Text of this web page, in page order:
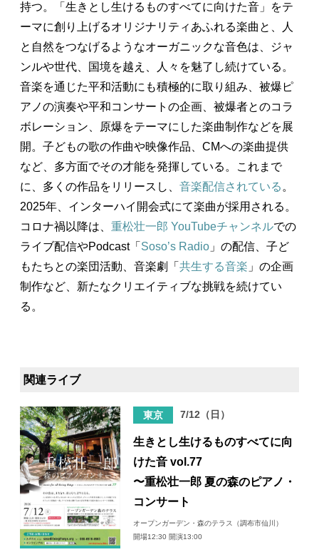
持つ。「生きとし生けるものすべてに向けた音」をテ
ーマに創り上げるオリジナリティあふれる楽曲と、人
と自然をつなげるようなオーガニックな音色は、ジャ
ンルや世代、国境を越え、人々を魅了し続けている。
音楽を通じた平和活動にも積極的に取り組み、被爆ピ
アノの演奏や平和コンサートの企画、被爆者とのコラ
ボレーション、原爆をテーマにした楽曲制作などを展
開。子どもの歌の作曲や映像作品、CMへの楽曲提供
など、多方面でその才能を発揮している。これまで
に、多くの作品をリリースし、 音楽配信されている。
2025年、インターハイ開会式にて楽曲が採用される。
コロナ禍以降は、 重松壮一郎 YouTubeチャンネルでの
ライブ配信やPodcast「 Soso’s Radio 」の配信、子ど
もたちとの楽団活動、音楽劇「 共生する音楽 」の企画
制作など、新たなクリエイティブな挑戦を続けてい
る。
関連ライブ
東京 7/12（日）
生きとし生けるものすべてに向
けた音 vol.77
〜重松壮一郎 夏の森のピアノ・
コンサート
オープンガーデン・森のテラス（調布市仙川）
開場12:30 開演13:00